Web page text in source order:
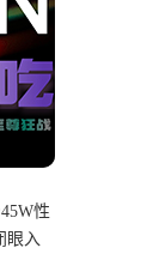
性
眼入